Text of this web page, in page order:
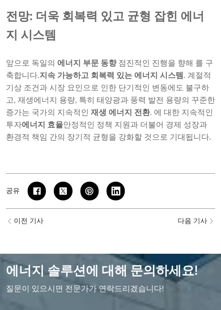
전망: 더욱 회복력 있고 균형 잡힌 에너
지 시스템
앞으로 독일의 에너지 부문 동향점진적인 진행을 향해 를 구
축합니다.지속 가능하고 회복력 있는 에너지 시스템 . 계절적
기상 조건과 시장 요인으로 인한 단기적인 변동에도 불구하
고, 재생에너지 용량, 특히 태양광과 풍력 발전 용량의 꾸준한
증가는 국가의 지속적인 재생 에너지 전환. 에 대한 지속적인
투자에너지 효율안정적인 정책 지원과 더불어 경제 성장과
환경적 책임 간의 장기적 균형을 강화할 것으로 기대됩니다.
공유
이전 기사 다음 기사
에너지 솔루션에 대해 문의하세요!
질문이 있으시면 전문가가 연락드리겠습니다!